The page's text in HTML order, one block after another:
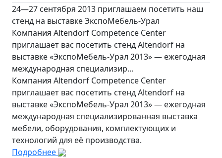
24—27 сентября 2013 приглашаем посетить наш
стенд на выставке ЭкспоМебель-Урал
Компания Altendorf Competence Center
приглашает вас посетить стенд Altendorf на
выставке «ЭкспоМебель-Урал 2013» — ежегодная
международная специализир...
Компания Altendorf Competence Center
приглашает вас посетить стенд Altendorf на
выставке «ЭкспоМебель-Урал 2013» — ежегодная
международная специализированная выставка
мебели, оборудования, комплектующих и
технологий для её производства.
Подробнее